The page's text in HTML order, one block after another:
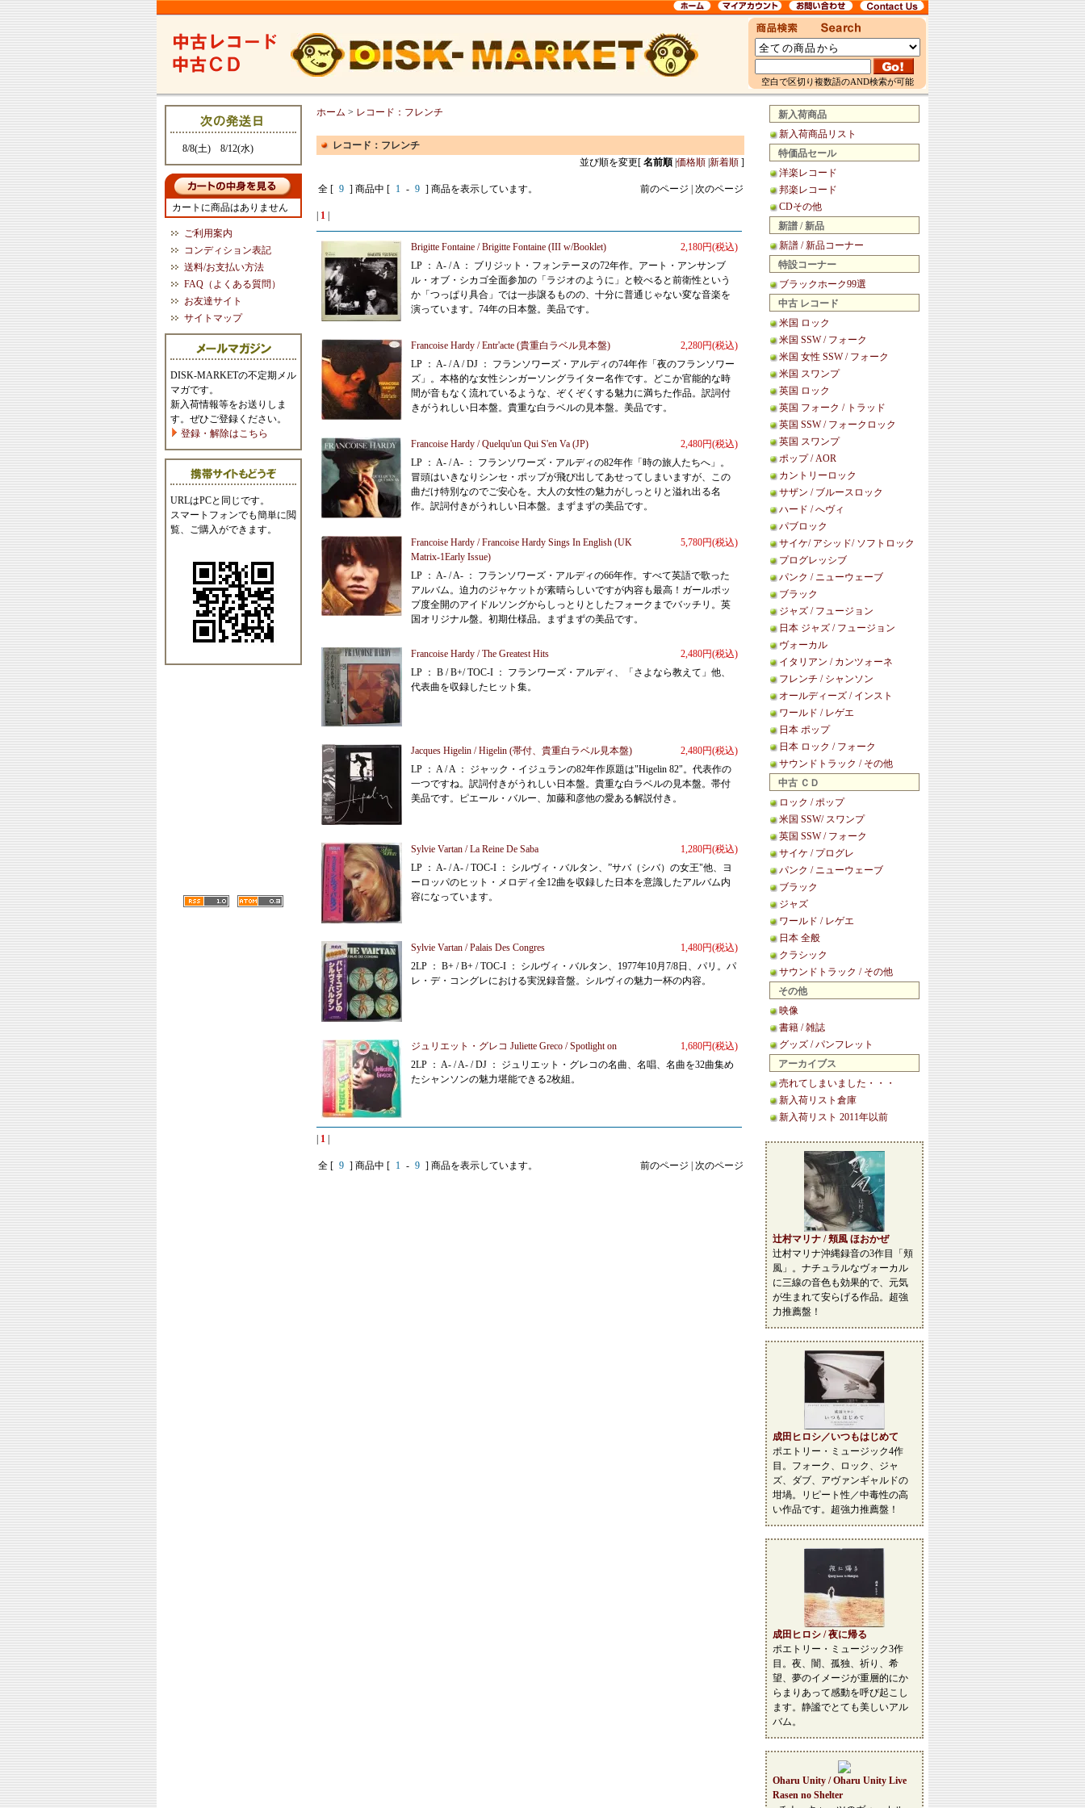
空白で区切り複数語のAND検索が可能
8/8(土) 8/12(水)
カートに商品はありません
ご利用案内
コンディション表記
送料/お支払い方法
FAQ（よくある質問）
お友達サイト
サイトマップ
DISK-MARKETの不定期メル
マガです。
新入荷情報等をお送りしま
す。ぜひご登録ください。
登録・解除はこちら
URLはPCと同じです。
スマートフォンでも簡単に閲
覧、ご購入ができます。
新入荷商品
新入荷商品リスト
特価品セール
洋楽レコード
邦楽レコード
CDその他
新譜 / 新品
新譜 / 新品コーナー
特設コーナー
ブラックホーク99選
中古 レコード
米国 ロック
米国 SSW / フォーク
米国 女性 SSW / フォーク
米国 スワンプ
英国 ロック
英国 フォーク / トラッド
英国 SSW / フォークロック
英国 スワンプ
ポップ / AOR
カントリーロック
サザン / ブルースロック
ハード / へヴィ
パブロック
サイケ/ アシッド/ ソフトロック
プログレッシブ
パンク / ニューウェーブ
ブラック
ジャズ / フュージョン
日本 ジャズ / フュージョン
ヴォーカル
イタリアン / カンツォーネ
フレンチ / シャンソン
オールディーズ / インスト
ワールド / レゲエ
日本 ポップ
日本 ロック / フォーク
サウンドトラック / その他
中古 ＣＤ
ロック / ポップ
米国 SSW/ スワンプ
英国 SSW / フォーク
サイケ / プログレ
パンク / ニューウェーブ
ブラック
ジャズ
ワールド / レゲエ
日本 全般
クラシック
サウンドトラック / その他
その他
映像
書籍 / 雑誌
グッズ / パンフレット
アーカイブス
売れてしまいました・・・
新入荷リスト倉庫
新入荷リスト 2011年以前
辻村マリナ / 頬風 ほおかぜ
辻村マリナ沖縄録音の3作目「頬
風」。ナチュラルなヴォーカル
に三線の音色も効果的で、元気
が生まれて安らげる作品。超強
力推薦盤！
成田ヒロシ／いつもはじめて
ポエトリー・ミュージック4作
目。フォーク、ロック、ジャ
ズ、ダブ、アヴァンギャルドの
坩堝。リピート性／中毒性の高
い作品です。超強力推薦盤！
成田ヒロシ / 夜に帰る
ポエトリー・ミュージック3作
目。夜、闇、孤独、祈り、希
望、夢のイメージが重層的にか
らまりあって感動を呼び起こし
ます。静謐でとても美しいアル
バム。
Oharu Unity / Oharu Unity Live
Rasen no Shelter
ホーム > レコード：フレンチ
レコード：フレンチ
並び順を変更[ 名前順 価格順 新着順 ]
全 [ 9 ] 商品中 [ 1 - 9 ] 商品を表示しています。 前のページ | 次のページ
1
2,180円(税込)
Brigitte Fontaine / Brigitte Fontaine (III w/Booklet)
LP ： A- / A ： ブリジット・フォンテーヌの72年作。アート・アンサンブ
ル・オブ・シカゴ全面参加の「ラジオのように」と較べると前衛性という
か「つっぱり具合」では一歩譲るものの、十分に普通じゃない変な音楽を
演っています。74年の日本盤。美品です。
2,280円(税込)
Francoise Hardy / Entr'acte (貴重白ラベル見本盤)
LP ： A- / A / DJ ： フランソワーズ・アルディの74年作「夜のフランソワー
ズ」。本格的な女性シンガーソングライター名作です。どこか官能的な時
間が音もなく流れているような、ぞくぞくする魅力に満ちた作品。訳詞付
きがうれしい日本盤。貴重な白ラベルの見本盤。美品です。
2,480円(税込)
Francoise Hardy / Quelqu'un Qui S'en Va (JP)
LP ： A- / A- ： フランソワーズ・アルディの82年作「時の旅人たちへ」。
冒頭はいきなりシンセ・ポップが飛び出してあせってしまいますが、この
曲だけ特別なのでご安心を。大人の女性の魅力がしっとりと溢れ出る名
作。訳詞付きがうれしい日本盤。まずまずの美品です。
5,780円(税込)
Francoise Hardy / Francoise Hardy Sings In English (UK
Matrix-1Early Issue)
LP ： A- / A- ： フランソワーズ・アルディの66年作。すべて英語で歌った
アルバム。迫力のジャケットが素晴らしいですが内容も最高！ガールポッ
プ度全開のアイドルソングからしっとりとしたフォークまでバッチリ。英
国オリジナル盤。初期仕様品。まずまずの美品です。
2,480円(税込)
Francoise Hardy / The Greatest Hits
LP ： B / B+/ TOC-I ： フランワーズ・アルディ、「さよなら教えて」他、
代表曲を収録したヒット集。
2,480円(税込)
Jacques Higelin / Higelin (帯付、貴重白ラベル見本盤)
LP ： A / A ： ジャック・イジュランの82年作原題は"Higelin 82"。代表作の
一つですね。訳詞付きがうれしい日本盤。貴重な白ラベルの見本盤。帯付
美品です。ピエール・バルー、加藤和彦他の愛ある解説付き。
1,280円(税込)
Sylvie Vartan / La Reine De Saba
LP ： A- / A- / TOC-I ： シルヴィ・バルタン、”サバ（シバ）の女王"他、ヨ
ーロッパのヒット・メロディ全12曲を収録した日本を意識したアルバム内
容になっています。
1,480円(税込)
Sylvie Vartan / Palais Des Congres
2LP ： B+ / B+ / TOC-I ： シルヴィ・バルタン、1977年10月7/8日、パリ。パ
レ・デ・コングレにおける実況録音盤。シルヴィの魅力一杯の内容。
1,680円(税込)
ジュリエット・グレコ Juliette Greco / Spotlight on
2LP ： A- / A- / DJ ： ジュリエット・グレコの名曲、名唱、名曲を32曲集め
たシャンソンの魅力堪能できる2枚組。
1
全 [ 9 ] 商品中 [ 1 - 9 ] 商品を表示しています。 前のページ | 次のページ